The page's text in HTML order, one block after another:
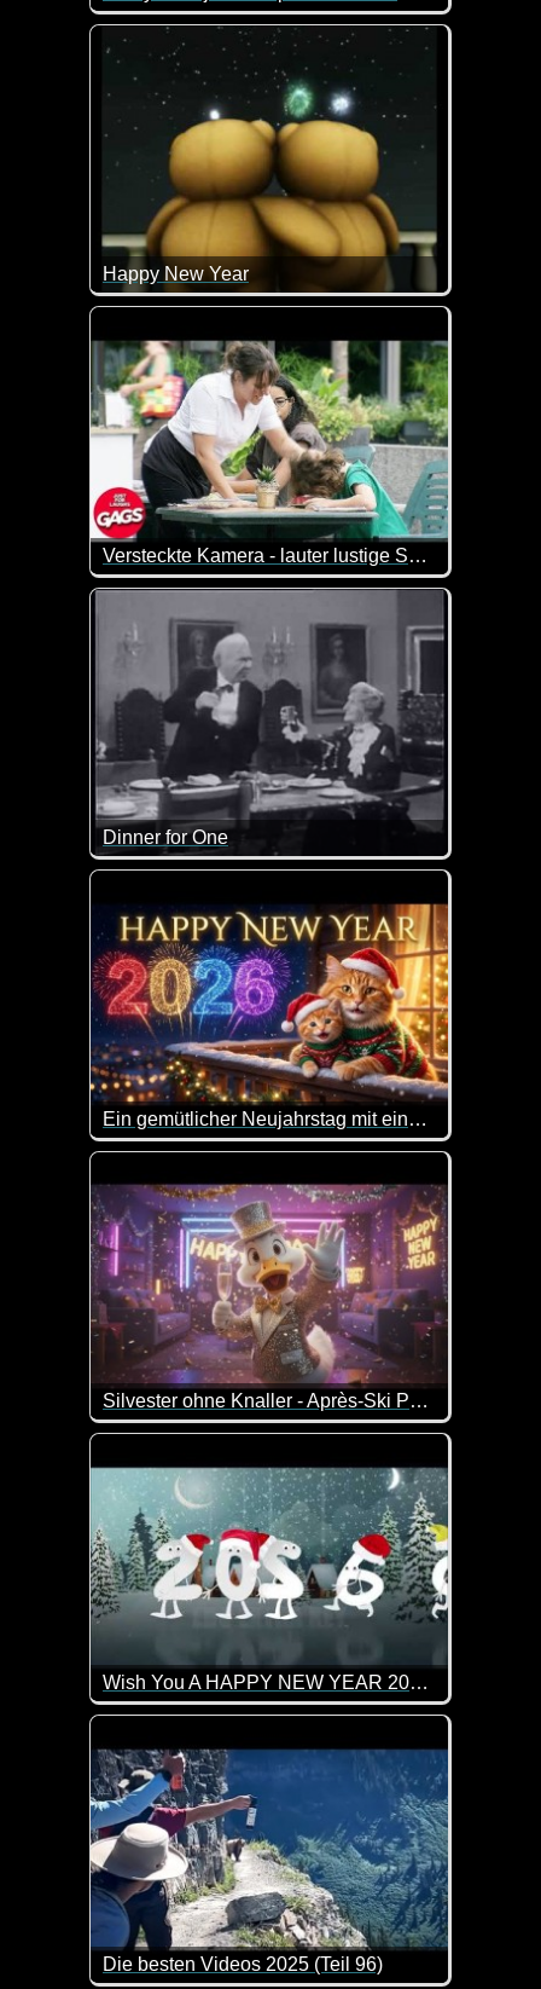
Kurz und knackig. Was gäbe es auch mehr zu
Happy New Year
Die niedlichen Bärchen und ich wünschen dir ein
Versteckte Kamera - lauter lustige Szenen
Die versteckte Kamera hat immer wieder neue
Dinner for One
Ein Klassiker und ein absolutes Muss für jedes
Ein gemütlicher Neujahrstag mit einer Katzenfamilie
Ein tolles Video wie die goldige Katzenfamilie
Silvester ohne Knaller - Après-Ski Party Song
Ganz egal ob ohne Feuerwerk, ohne Böller oder
Wish You A HAPPY NEW YEAR 2026, Goodbye 2025, Welcome 2026
Wir verabschieden 2025 und heißen 2026
Die besten Videos 2025 (Teil 96)